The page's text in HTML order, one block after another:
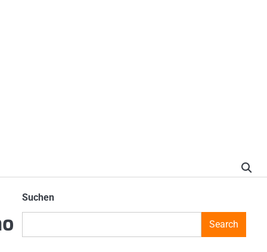
Suchen
Search